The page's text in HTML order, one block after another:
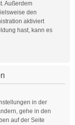
Außerdem
den
aktiviert
hast, kann es
in der
gehe in den
auf der Seite